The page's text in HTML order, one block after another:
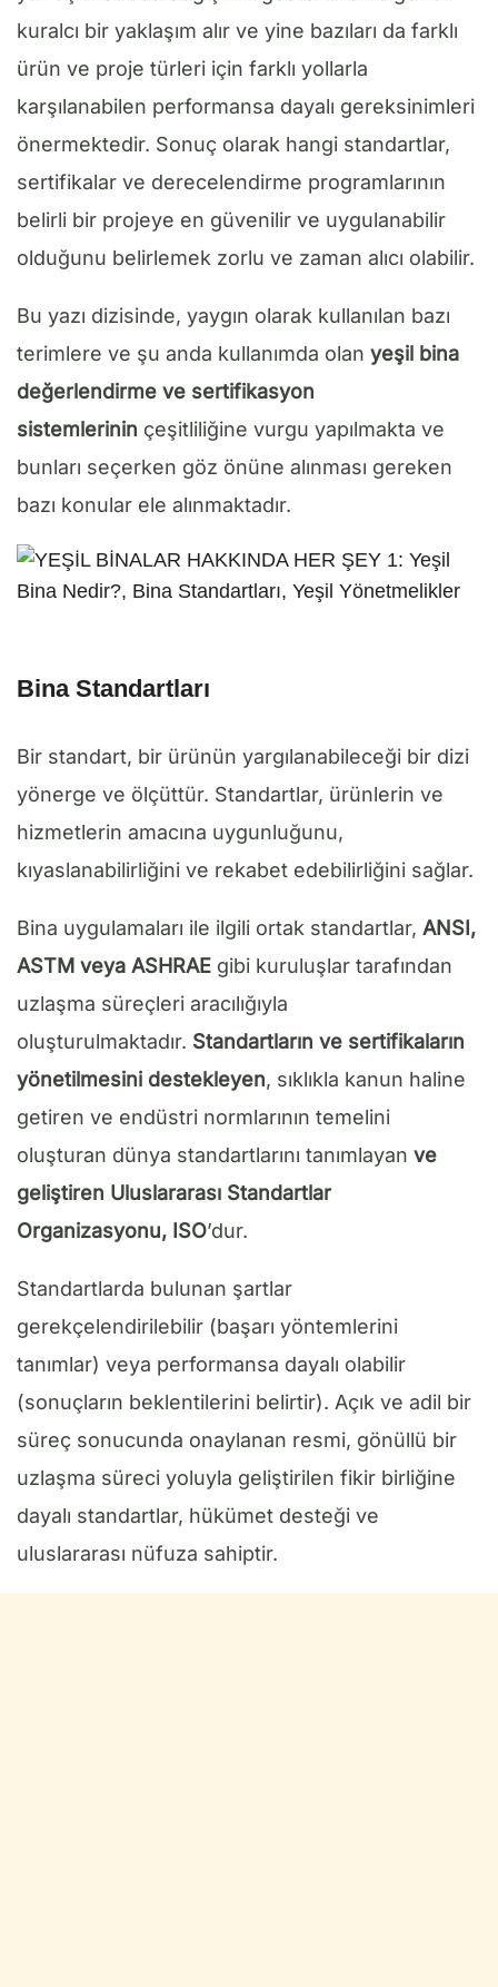
kuralcı bir yaklaşım alır ve yine bazıları da farklı
ürün ve proje türleri için farklı yollarla
karşılanabilen performansa dayalı gereksinimleri
önermektedir. Sonuç olarak hangi standartlar,
sertifikalar ve derecelendirme programlarının
belirli bir projeye en güvenilir ve uygulanabilir
olduğunu belirlemek zorlu ve zaman alıcı olabilir.
Bu yazı dizisinde, yaygın olarak kullanılan bazı
terimlere ve şu anda kullanımda olan yeşil bina
değerlendirme ve sertifikasyon
sistemlerinin çeşitliliğine vurgu yapılmakta ve
bunları seçerken göz önüne alınması gereken
bazı konular ele alınmaktadır.
Bina Standartları
Bir standart, bir ürünün yargılanabileceği bir dizi
yönerge ve ölçüttür. Standartlar, ürünlerin ve
hizmetlerin amacına uygunluğunu,
kıyaslanabilirliğini ve rekabet edebilirliğini sağlar.
Bina uygulamaları ile ilgili ortak standartlar, ANSI,
ASTM veya ASHRAE gibi kuruluşlar tarafından
uzlaşma süreçleri aracılığıyla
oluşturulmaktadır. Standartların ve sertifikaların
yönetilmesini destekleyen, sıklıkla kanun haline
getiren ve endüstri normlarının temelini
oluşturan dünya standartlarını tanımlayan ve
geliştiren Uluslararası Standartlar
Organizasyonu, ISO’dur.
Standartlarda bulunan şartlar
gerekçelendirilebilir (başarı yöntemlerini
tanımlar) veya performansa dayalı olabilir
(sonuçların beklentilerini belirtir). Açık ve adil bir
süreç sonucunda onaylanan resmi, gönüllü bir
uzlaşma süreci yoluyla geliştirilen fikir birliğine
dayalı standartlar, hükümet desteği ve
uluslararası nüfuza sahiptir.